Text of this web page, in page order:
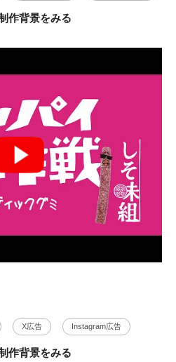
作背景をみる
X広告 Instagram広告
作背景をみる
X広告 Instagram広告
テレビCM
作背景をみる